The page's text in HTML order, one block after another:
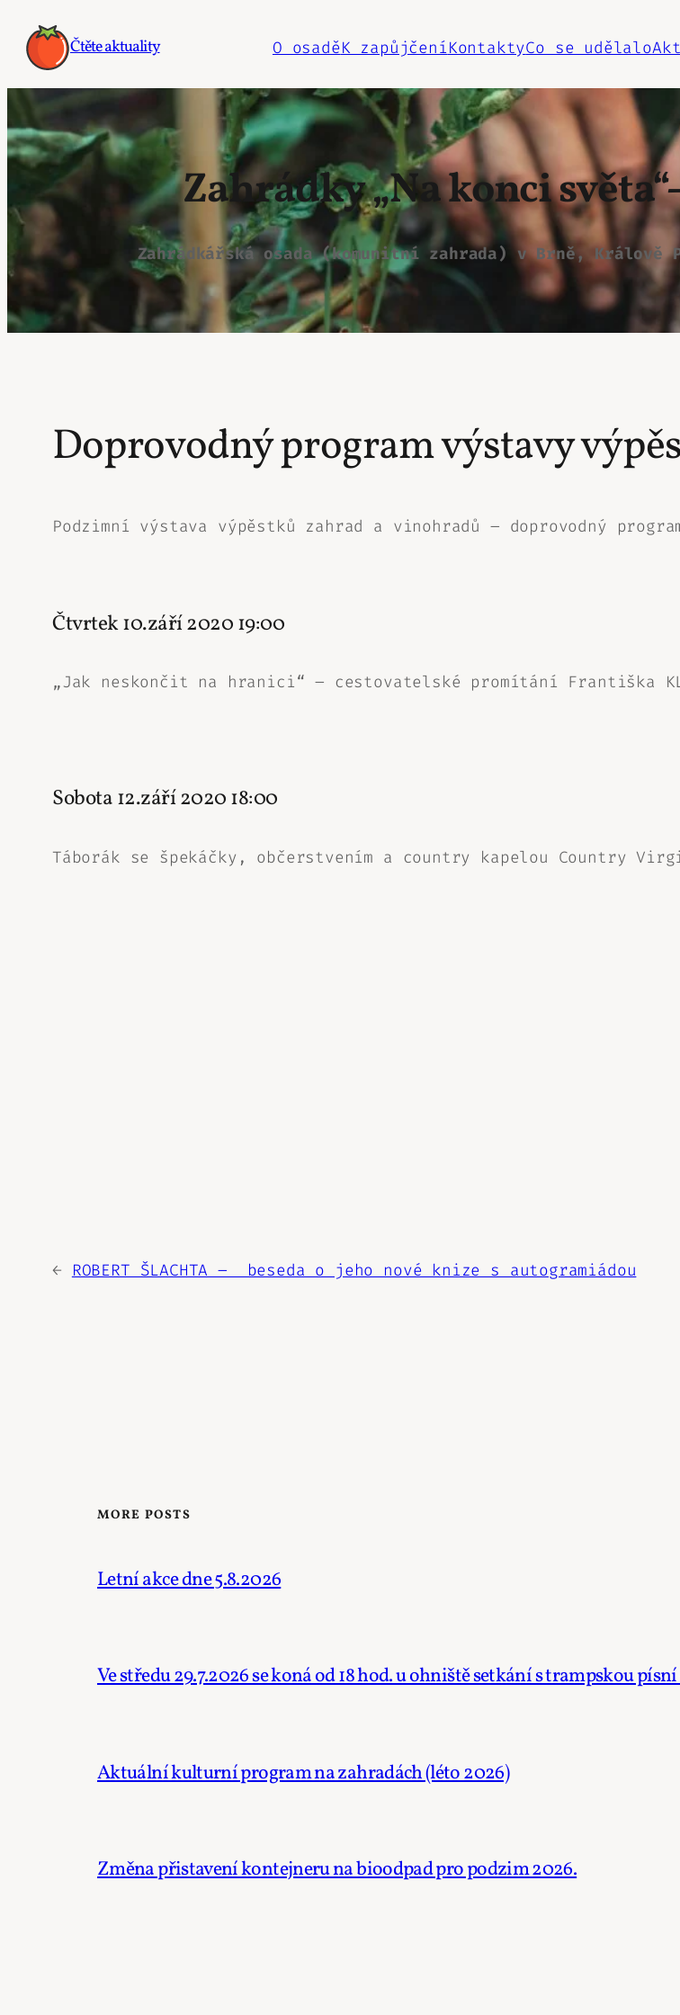
obsah
Čtěte aktuality O osaděK zapůjčeníKontaktyCo se udělalo
Zahrádky „Na konci
Zahrádkářská osada (komunitní zahrada) v Brně,
Doprovodný program výstavy
Podzimní výstava výpěstků zahrad a vinohradů – doprovodný
Čtvrtek 10.září 2020 19:00
„Jak neskončit na hranici“ – cestovatelské promítání Františka
Sobota 12.září 2020 18:00
Táborák se špekáčky, občerstvením a country kapelou Country
← ROBERT ŠLACHTA – beseda o jeho nové knize s autogramiádou
MORE POSTS
Letní akce dne 5.8.2026
Ve středu 29.7.2026 se koná od 18 hod. u ohniště setkání s trampskou
Aktuální kulturní program na zahradách (léto 2026)
Změna přistavení kontejneru na bioodpad pro podzim 2026.